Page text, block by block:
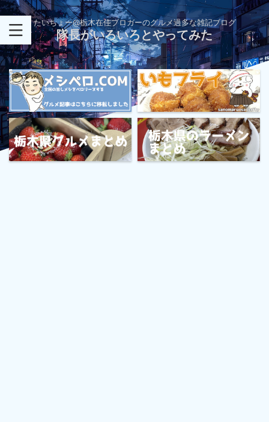
たいちょー@栃木在住ブロガーのグルメ過多な雑記ブログ
隊長がいろいろとやってみた